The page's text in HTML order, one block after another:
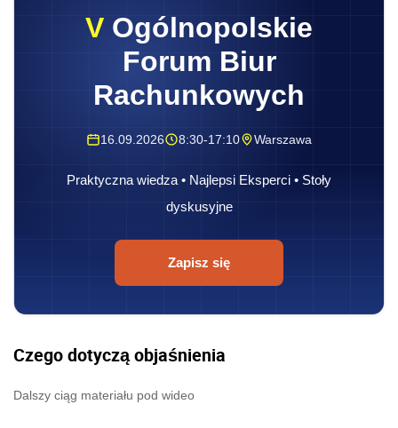
V Ogólnopolskie
Forum Biur
Rachunkowych
16.09.2026 8:30-17:10 Warszawa
Praktyczna wiedza • Najlepsi Eksperci • Stoły
dyskusyjne
Zapisz się
Czego dotyczą objaśnienia
Dalszy ciąg materiału pod wideo